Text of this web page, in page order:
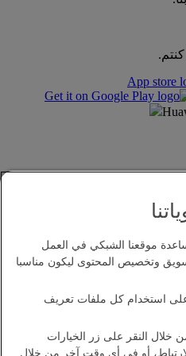
موقعنا الشبكي في العمل
وتخصيص المحتوى ليكون مناسبا
على استخدام كل ملفات تعريف
خلال النقر على زر الخيارات
أو في أي وقت آخر من خلال